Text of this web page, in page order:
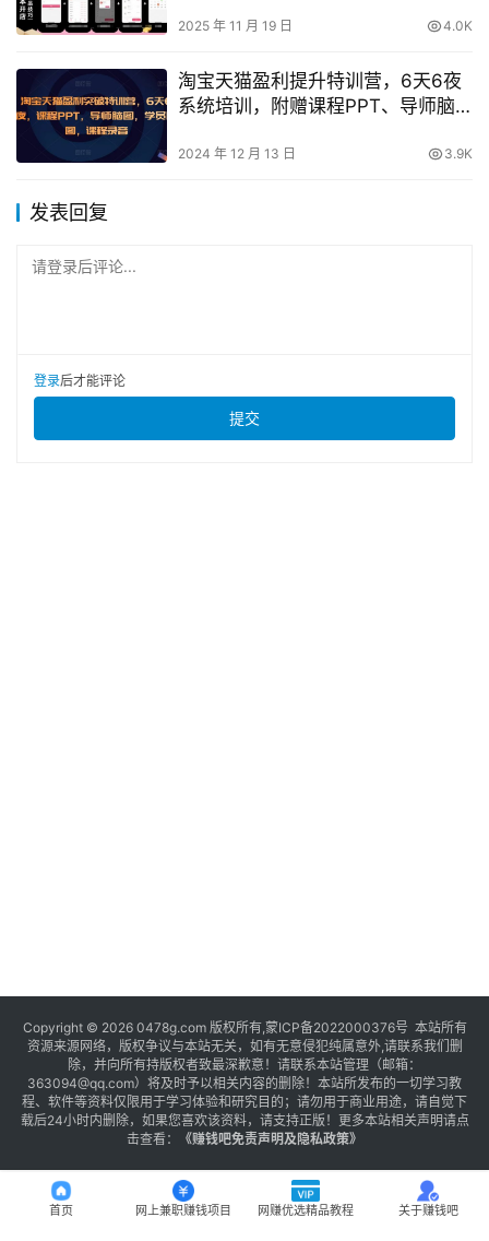
2025 年 11 月 19 日 4.0K
淘宝天猫盈利提升特训营，6天6夜
系统培训，附赠课程PPT、导师脑
2024 年 12 月 13 日 3.9K
发表回复
请登录后评论...
登录后才能评论
提交
Copyright © 2026 0478g.com 版权所有,蒙ICP备2022000376号 本站所有
资源来源网络，版权争议与本站无关，如有无意侵犯纯属意外,请联系我们删
除，并向所有持版权者致最深歉意！请联系本站管理（邮箱：
363094@qq.com）将及时予以相关内容的删除！本站所发布的一切学习教
程、软件等资料仅限用于学习体验和研究目的；请勿用于商业用途，请自觉下
载后24小时内删除，如果您喜欢该资料，请支持正版！更多本站相关声明请点
击查看：
《赚钱吧免责声明及隐私政策》
首页 网上兼职赚钱项目 网赚优选精品教程 关于赚钱吧